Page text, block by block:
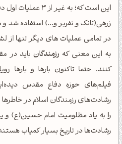
این است که؛ به غیر
زرهی(تانک و نفربر و...) استفاده
در تمامی عملیات های دیگر تنها از
به این معنی که رزمندگان باید در
کنند. حتما تاکنون بارها و بارها
فیلم‌های حوزه دفاع مقدس
رشادت‌های رزمندگان اسلام در
را به یاد مظلومیت امام حسین(ع) و
رشادت‌ها در تاریخ بسیار کمیاب